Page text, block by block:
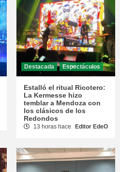
Destacada Espectáculos
Estalló el ritual Ricotero:
La Kermesse hizo
temblar a Mendoza con
los clásicos de los
Redondos
13 horas hace Editor EdeO